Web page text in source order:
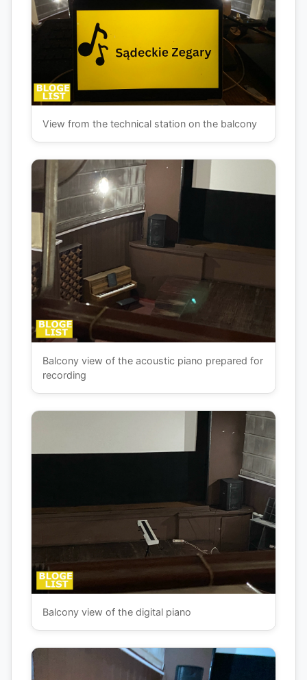
View from the technical station on the balcony
Balcony view of the acoustic piano prepared for
recording
Balcony view of the digital piano